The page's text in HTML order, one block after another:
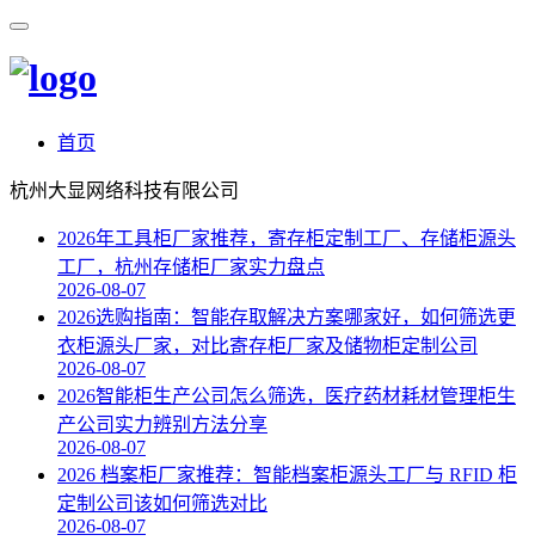
首页
杭州大显网络科技有限公司
2026年工具柜厂家推荐，寄存柜定制工厂、存储柜源头
工厂，杭州存储柜厂家实力盘点
2026-08-07
2026选购指南：智能存取解决方案哪家好，如何筛选更
衣柜源头厂家，对比寄存柜厂家及储物柜定制公司
2026-08-07
2026智能柜生产公司怎么筛选，医疗药材耗材管理柜生
产公司实力辨别方法分享
2026-08-07
2026 档案柜厂家推荐：智能档案柜源头工厂与 RFID 柜
定制公司该如何筛选对比
2026-08-07